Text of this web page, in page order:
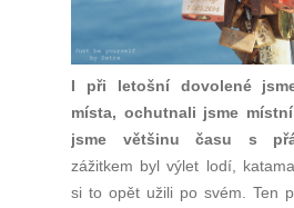
I při letošní dovolené
místa, ochutnali jsme
jsme většinu času s
zážitkem byl výlet lodí,
si to opět užili po svém. Ten